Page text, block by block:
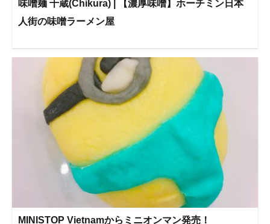
味噌麺 千蔵(Chikura) | 【濃厚味噌】ホーチミン日本
人街の味噌ラーメン屋
MINISTOP Vietnamからミニオンマン発売！